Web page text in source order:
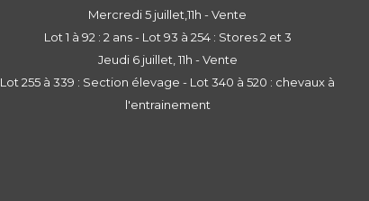
Mercredi 5 juillet,11h - Vente
Lot 1 à 92 : 2 ans - Lot 93 à 254 : Stores 2 et 3
Jeudi 6 juillet, 11h - Vente
Lot 255 à 339 : Section élevage - Lot 340 à 520 : chevaux à
l'entrainement